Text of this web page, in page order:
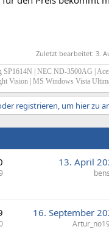
Zuletzt bearbeitet: 3.
| NEC ND-3500AG |
Vision | MS Windows Vista
registrieren, um hier zu
13. April
16. September